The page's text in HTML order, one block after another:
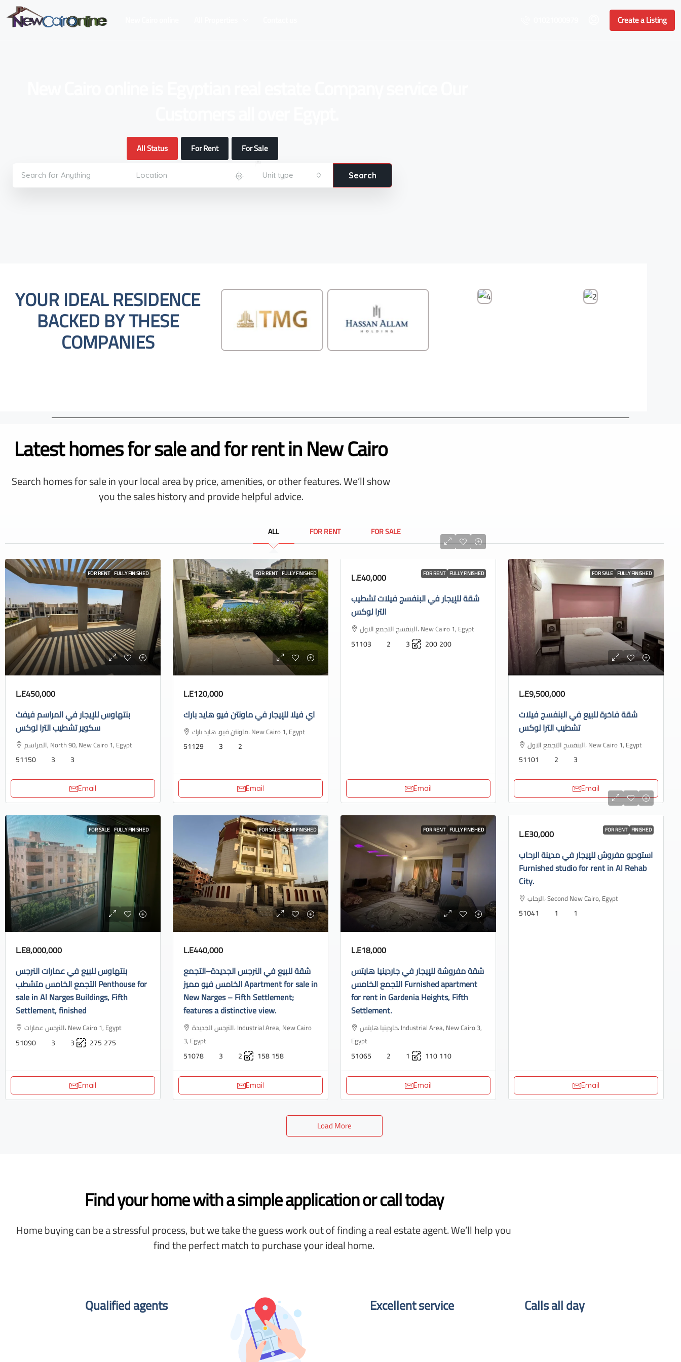
Create a Listing
All Status For Rent For Sale
Unit type Search
YOUR IDEAL RESIDENCE
BACKED BY THESE
COMPANIES
Latest homes for sale and for rent in New Cairo
Search homes for sale in your local area by price, amenities, or other features. We’ll show
you the sales history and provide helpful advice.
ALL FOR RENT FOR SALE
FOR RENT FULLY FINISHED
L.E450,000
بنتهاوس للإيجار في المراسم فيفث
سكوير تشطيب الترا لوكس
المراسم, North 90, New Cairo 1, Egypt
51150 3 3
Email
FOR RENT FULLY FINISHED
L.E120,000
اي فيلا للإيجار في ماونتن فيو هايد بارك
ماونتن فيو، هايد بارك، New Cairo 1, Egypt
51129 3 2
Email
FOR RENT FULLY FINISHED
L.E40,000
شقة للإيجار في البنفسج فيلات تشطيب
الترا لوكس
البنفسج التجمع الاول، New Cairo 1, Egypt
51103 2 3 200200
Email
FOR SALE FULLY FINISHED
L.E9,500,000
شقة فاخرة للبيع في البنفسج فيلات
تشطيب الترا لوكس
البنفسج التجمع الاول، New Cairo 1, Egypt
51101 2 3
Email
FOR SALE FULLY FINISHED
L.E8,000,000
بنتهاوس للبيع في عمارات النرجس
التجمع الخامس متشطب Penthouse for
sale in Al Narges Buildings, Fifth
Settlement, finished
النرجس عمارات، New Cairo 1, Egypt
51090 3 3 275 275
Email
FOR SALE SEMI FINISHED
L.E440,000
شقة للبيع في النرجس الجديدة–التجمع
الخامس فيو مميز Apartment for sale in
New Narges – Fifth Settlement;
features a distinctive view.
النرجس الجديدة، Industrial Area, New Cairo
3, Egypt
51078 3 2 158158
Email
FOR RENT FULLY FINISHED
L.E18,000
شقة مفروشة للإيجار في جاردينيا هايتس
التجمع الخامس Furnished apartment
for rent in Gardenia Heights, Fifth
Settlement.
جاردينيا هايتس، Industrial Area, New Cairo 3,
Egypt
51065 2 1 110110
Email
FOR RENT FINISHED
L.E30,000
استوديو مفروش للإيجار في مدينة الرحاب
Furnished studio for rent in Al Rehab
City.
الرحاب، Second New Cairo, Egypt
51041 1 1
Email
Load More
Find your home with a simple application or call today
Home buying can be a stressful process, but we take the guess work out of finding a real estate agent. We’ll help you
find the perfect match to purchase your ideal home.
Qualified agents​ Excellent service Calls all day